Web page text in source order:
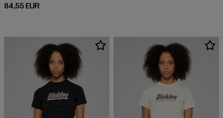
84,55 EUR
Derzeitiger Preis: 84,55 EUR